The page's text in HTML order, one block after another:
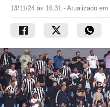
13/11/24 às 16:31 - Atualizado em